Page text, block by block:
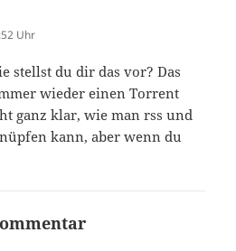
Uhr
stellst du dir das vor? Das
wieder einen Torrent
ganz klar, wie man rss und
kann, aber wenn du